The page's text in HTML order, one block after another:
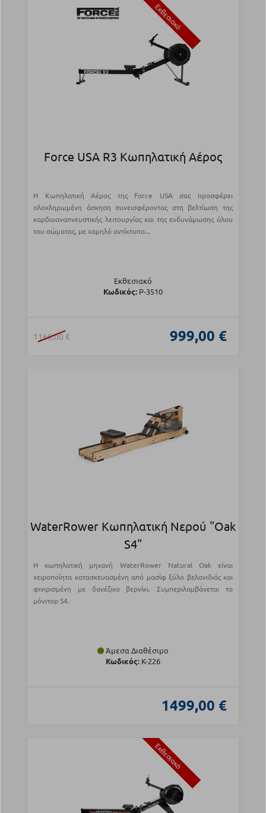
Εκθεσιακό
Force USA R3 Κωπηλατική Αέρος
Η Κωπηλατική Αέρος της Force USA σας προσφέρει
ολοκληρωμένη άσκηση συνεισφέροντας στη βελτίωση της
καρδιοαναπνευστικής λειτουργίας και της ενδυνάμωσης όλου
του σώματος, με χαμηλό αντίκτυπο...
Εκθεσιακό
Κωδικός: Ρ-3510
1160,00 € 999,00 €
WaterRower Κωπηλατική Νερού "Oak
S4"
Η κωπηλατική μηχανή WaterRower Natural Oak είναι
χειροποίητα κατασκευασμένη από μασίφ ξύλο βελανιδιάς και
φινιρισμένη με δανέζικο βερνίκι. Συμπεριλαμβάνεται το
μόνιτορ S4.
Άμεσα Διαθέσιμο
Κωδικός: Κ-226
1499,00 €
Εκθεσιακό